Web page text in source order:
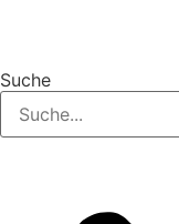
Suche